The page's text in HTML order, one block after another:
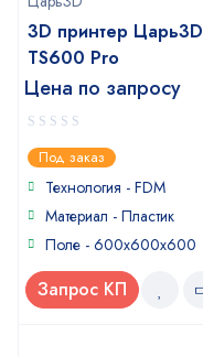
3D принтер Царь3D
TS600 Pro
Цена по запросу
0
out
of
Под заказ
Технология - FDM
Материал - Пластик
Поле - 600x600x600
Запрос КП